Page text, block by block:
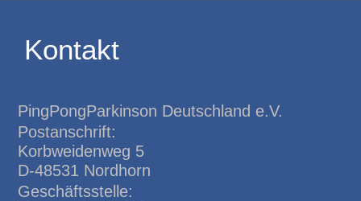
Kontakt
PingPongParkinson Deutschland e.V.
Postanschrift:
Korbweidenweg 5
D-48531 Nordhorn
Geschäftsstelle: